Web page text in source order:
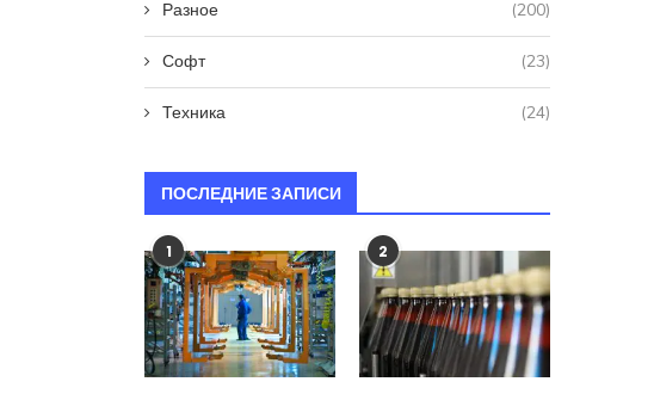
Разное (200)
Софт (23)
Техника (24)
ПОСЛЕДНИЕ ЗАПИСИ
1 2